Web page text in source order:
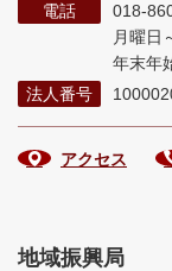
電話
018-
月曜日
年末年
法人番号
アクセス
地域振興局